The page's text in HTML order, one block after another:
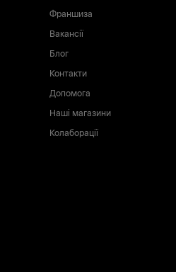
Франшиза
Вакансії
Блог
Контакти
Допомога
Наші магазини
Колаборації